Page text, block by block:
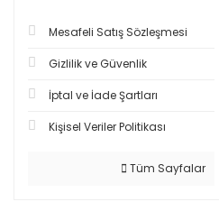
Mesafeli Satış Sözleşmesi
Gizlilik ve Güvenlik
İptal ve İade Şartları
Kişisel Veriler Politikası
Tüm Sayfalar